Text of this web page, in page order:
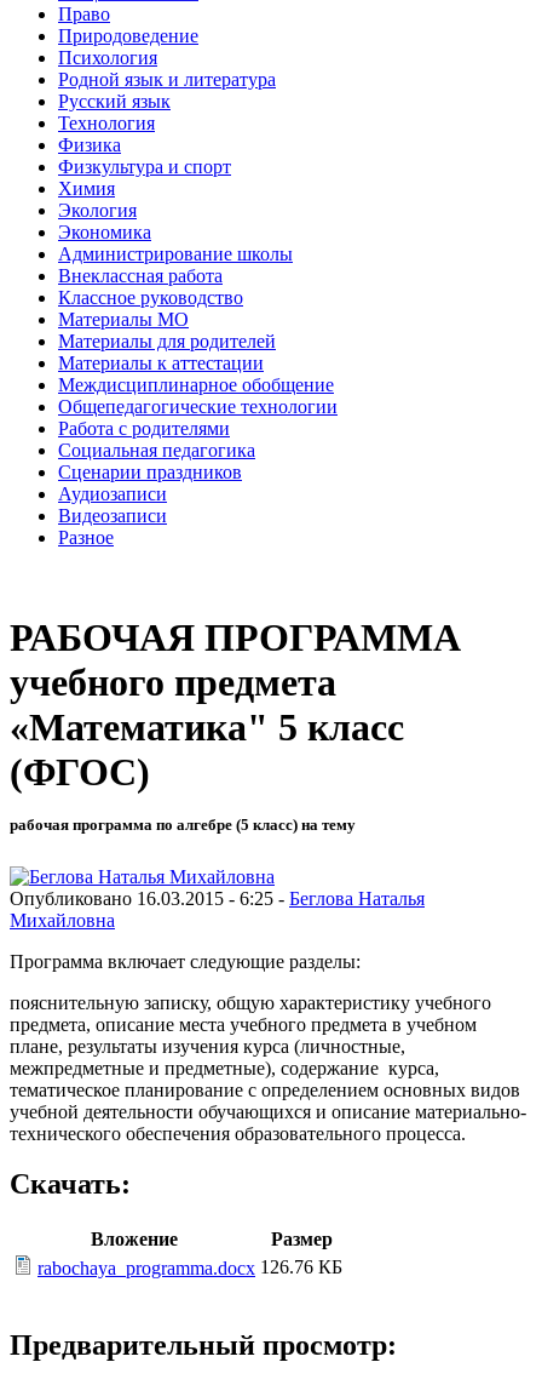
Право
Природоведение
Психология
Родной язык и литература
Русский язык
Технология
Физика
Физкультура и спорт
Химия
Экология
Экономика
Администрирование школы
Внеклассная работа
Классное руководство
Материалы МО
Материалы для родителей
Материалы к аттестации
Междисциплинарное обобщение
Общепедагогические технологии
Работа с родителями
Социальная педагогика
Сценарии праздников
Аудиозаписи
Видеозаписи
Разное
РАБОЧАЯ ПРОГРАММА
учебного предмета
«Математика" 5 класс
(ФГОС)
рабочая программа по алгебре (5 класс) на тему
Опубликовано 16.03.2015 - 6:25 - Беглова Наталья
Михайловна
Программа включает следующие разделы:
пояснительную записку, общую характеристику учебного
предмета, описание места учебного предмета в учебном
плане, результаты изучения курса (личностные,
межпредметные и предметные), содержание курса,
тематическое планирование с определением основных видов
учебной деятельности обучающихся и описание материально-
технического обеспечения образовательного процесса.
Скачать:
Вложение
Размер
rabochaya_programma.docx 126.76 КБ
Предварительный просмотр: